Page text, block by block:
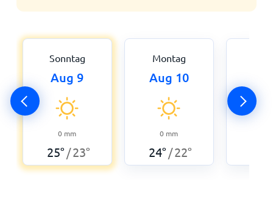
Sonntag
Aug 9
0 mm
25° /23°
Montag
Aug 10
0 mm
24° /22°